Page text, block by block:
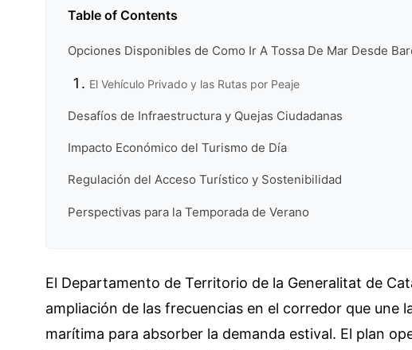
Table of Contents
Opciones Disponibles de Como Ir A Tossa De Mar Desde
El Vehículo Privado y las Rutas por Peaje
Desafíos de Infraestructura y Quejas Ciudadanas
Impacto Económico del Turismo de Día
Regulación del Acceso Turístico y Sostenibilidad
Perspectivas para la Temporada de Verano
El Departamento de Territorio de la Generalitat de
ampliación de las frecuencias en el corredor que une
marítima para absorber la demanda estival. El plan